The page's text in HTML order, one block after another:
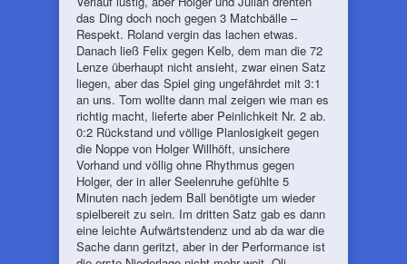
das Ding doch noch gegen 3 Matchbälle –
Respekt. Roland vergin das lachen etwas.
Danach ließ Felix gegen Kelb, dem man die 72
Lenze überhaupt nicht ansieht, zwar einen Satz
liegen, aber das Spiel ging ungefährdet mit 3:1
an uns. Tom wollte dann mal zeigen wie man es
richtig macht, lieferte aber Peinlichkeit Nr. 2 ab.
0:2 Rückstand und völlige Planlosigkeit gegen
die Noppe von Holger Willhöft, unsichere
Vorhand und völlig ohne Rhythmus gegen
Holger, der in aller Seelenruhe gefühlte 5
Minuten nach jedem Ball benötigte um wieder
spielbereit zu sein. Im dritten Satz gab es dann
eine leichte Aufwärtstendenz und ab da war die
Sache dann geritzt, aber in der Performance ist